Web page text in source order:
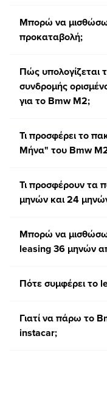
Μπορώ να
προκαταβολή;
Πώς υπολογίζεται
συνδρομής
για το Bmw M2;
Τι προσφέρει το
Μήνα" του Bmw
Τι προσφέρουν τα
μηνών και 24
Μπορώ να
leasing 36 μηνών
Πότε συμφέρει το
Γιατί να πάρω το
instacar;